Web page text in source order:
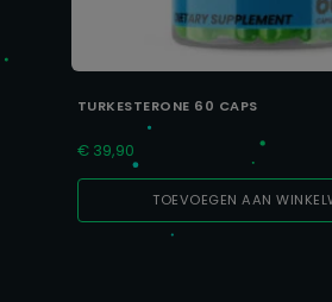
TURKESTERONE 60 CAPS
€39,90
TOEVOEGEN AAN